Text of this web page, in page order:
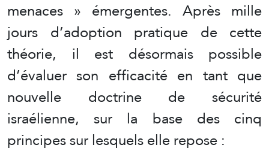
menaces » émergentes. Après mille
jours d’adoption pratique de cette
théorie, il est désormais possible
d’évaluer son efficacité en tant que
nouvelle doctrine de sécurité
israélienne, sur la base des cinq
principes sur lesquels elle repose :